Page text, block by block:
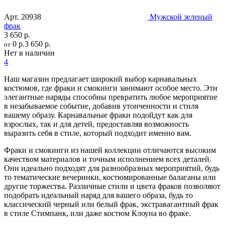
Арт. 20938
Мужской зеленый
фрак
3 650 р.
от 0 р.3 650 р.
Нет в наличии
4
Наш магазин предлагает широкий выбор карнавальных
костюмов, где фраки и смокинги занимают особое место. Эти
элегантные наряды способны превратить любое мероприятие
в незабываемое событие, добавив утонченности и стиля
вашему образу. Карнавальные фраки подойдут как для
взрослых, так и для детей, предоставляя возможность
выразить себя в стиле, который подходит именно вам.
Фраки и смокинги из нашей коллекции отличаются высоким
качеством материалов и точным исполнением всех деталей.
Они идеально подходят для разнообразных мероприятий, будь
то тематические вечеринки, костюмированные балаганы или
другие торжества. Различные стили и цвета фраков позволяют
подобрать идеальный наряд для вашего образа, будь то
классический черный или белый фрак, экстравагантный фрак
в стиле Стимпанк, или даже костюм Клоуна во фраке.